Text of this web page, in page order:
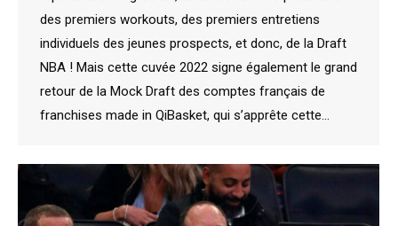
des premiers workouts, des premiers entretiens
individuels des jeunes prospects, et donc, de la Draft
NBA ! Mais cette cuvée 2022 signe également le grand
retour de la Mock Draft des comptes français de
franchises made in QiBasket, qui s’apprête cette…